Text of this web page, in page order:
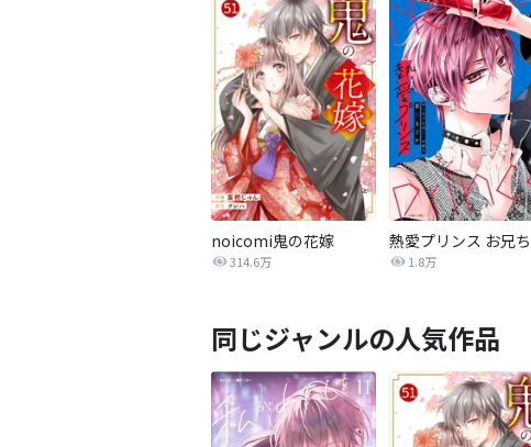
noicomi鬼の花嫁
314.6万 1.8万
同じジャンルの人気作品